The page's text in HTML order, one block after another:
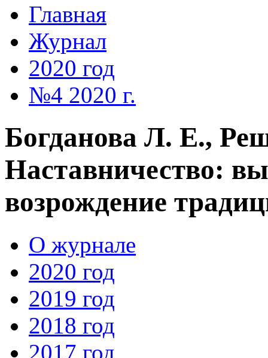
Главная
Журнал
2020 год
№4 2020 г.
Богданова Л. Е.,
Наставничество:
возрождение
О журнале
2020 год
2019 год
2018 год
2017 год